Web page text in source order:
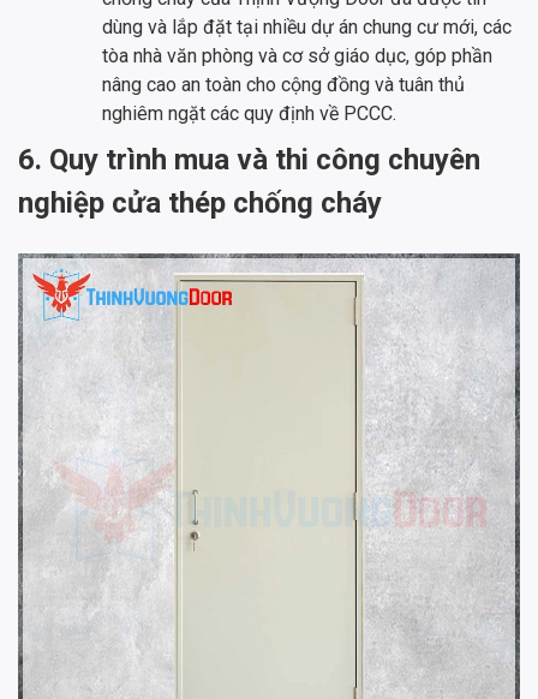
dùng và lắp đặt tại nhiều dự án chung cư mới, các
tòa nhà văn phòng và cơ sở giáo dục, góp phần
nâng cao an toàn cho cộng đồng và tuân thủ
nghiêm ngặt các quy định về PCCC.
6. Quy trình mua và thi công chuyên
nghiệp cửa thép chống cháy